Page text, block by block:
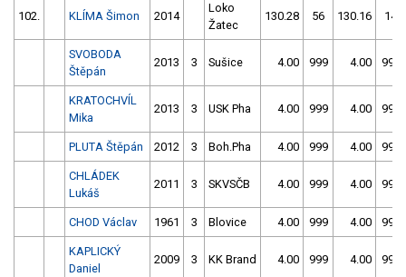
102. KLÍMA Šimon 2014
Loko
Žatec
130.28 56 130.16 14
SVOBODA
Štěpán
2013 3 Sušice 4.00 999 4.00 999
KRATOCHVÍL
Mika
2013 3 USK Pha 4.00 999 4.00 999
PLUTA Štěpán 2012 3 Boh.Pha 4.00 999 4.00 999
CHLÁDEK
Lukáš
2011 3 SKVSČB 4.00 999 4.00 999
CHOD Václav 1961 3 Blovice 4.00 999 4.00 999
KAPLICKÝ
Daniel
2009 3 KK Brand 4.00 999 4.00 999